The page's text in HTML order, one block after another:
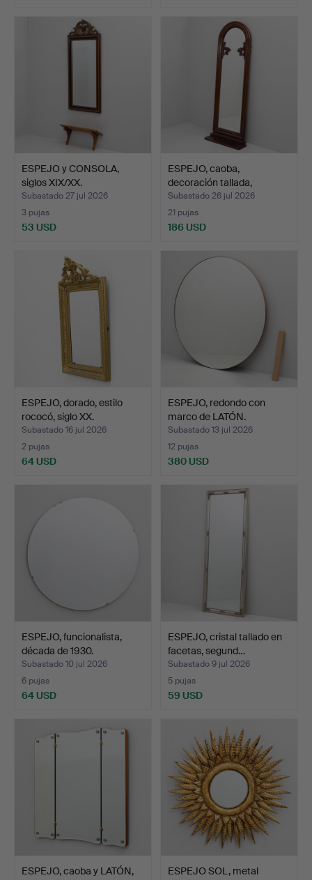
ESPEJO y CONSOLA,
siglos XIX/XX.
Subastado 27 jul 2026
3 pujas
53 USD
ESPEJO, caoba,
decoración tallada,
segunda…
Subastado 26 jul 2026
21 pujas
186 USD
ESPEJO, dorado, estilo
rococó, siglo XX.
Subastado 16 jul 2026
2 pujas
64 USD
ESPEJO, redondo con
marco de LATÓN.
Subastado 13 jul 2026
12 pujas
380 USD
ESPEJO, funcionalista,
década de 1930.
Subastado 10 jul 2026
6 pujas
64 USD
ESPEJO, cristal tallado en
facetas, segund…
Subastado 9 jul 2026
5 pujas
59 USD
ESPEJO, caoba y LATÓN,
ESPEJO SOL, metal